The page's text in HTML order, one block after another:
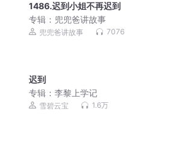
1486.迟到小姐不再迟到
专辑： 兜兜爸讲故事
兜兜爸讲故事 7076
迟到
专辑：李黎上学记
雪碧云宝 1.6万